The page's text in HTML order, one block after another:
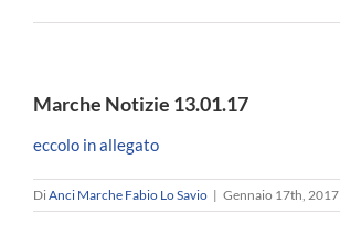
Marche Notizie 13.01.17
eccolo in allegato
DiAnci Marche Fabio Lo Savio | Gennaio 17th, 2017